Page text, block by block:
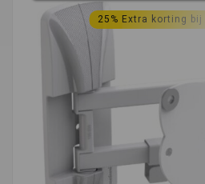
25% Extra korting